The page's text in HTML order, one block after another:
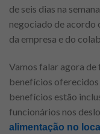
de seis dias na
negociado de acordo
da empresa e do
Vamos falar agora
benefícios oferecidos
benefícios estão
funcionários nos
alimentação no